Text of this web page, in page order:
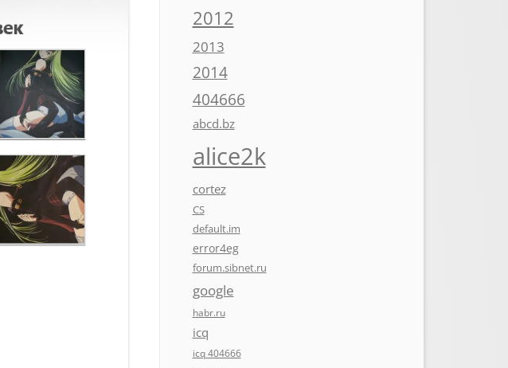
2012
2013
2014
404666
abcd.bz
alice2k
cortez
CS
default.im
error4eg
forum.sibnet.ru
google
habr.ru
icq
icq 404666